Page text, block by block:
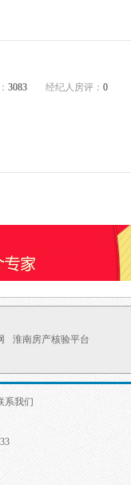
3083 经纪人房评： 0
淮南房产核验平台
系我们